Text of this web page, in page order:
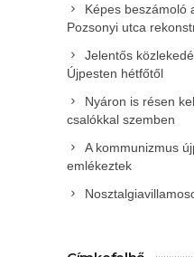
Képes beszámoló
Pozsonyi utca
Jelentős
Újpesten hétfőtől
Nyáron is résen
csalókkal szemben
A kommunizmus
emlékeztek